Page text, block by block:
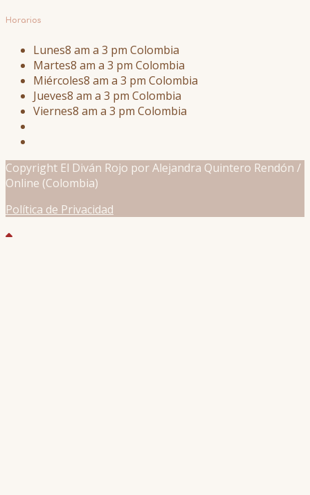
Horarios
Lunes8 am a 3 pm Colombia
Martes8 am a 3 pm Colombia
Miércoles8 am a 3 pm Colombia
Jueves8 am a 3 pm Colombia
Viernes8 am a 3 pm Colombia
Copyright El Diván Rojo por Alejandra Quintero Rendón /
Online (Colombia)
Política de Privacidad